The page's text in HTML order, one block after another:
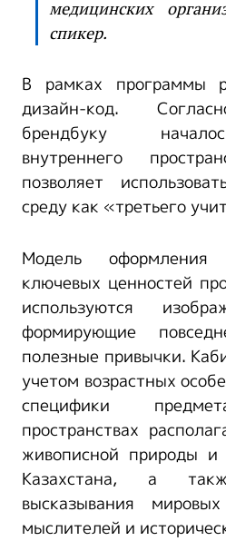
медицинских
спикер.
В рамках программы
дизайн-код.
брендбуку
внутреннего
позволяет
среду как «третьего
Модель
ключевых ценностей
используются
формирующие
полезные привычки.
учетом возрастных
специфики
пространствах
живописной природы и
Казахстана, а
высказывания
мыслителей и